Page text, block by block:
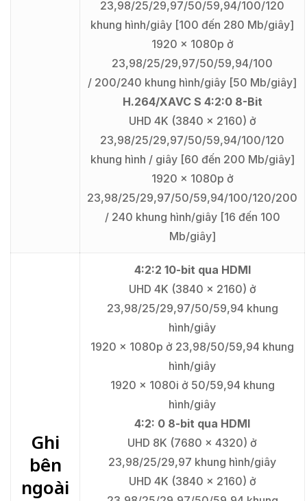
23,98/25/29,97/50/59,94/100/120
khung hình/giây [100 đến 280 Mb/giây]
1920 x 1080p ở
23,98/25/29,97/50/59,94/100
/ 200/240 khung hình/giây [50 Mb/giây]
H.264/XAVC S 4:2:0 8-Bit
UHD 4K (3840 x 2160) ở
23,98/25/29,97/50/59,94/100/120
khung hình / giây [60 đến 200 Mb/giây]
1920 x 1080p ở
23,98/25/29,97/50/59,94/100/120/200
/ 240 khung hình/giây [16 đến 100
Mb/giây]
Ghi
bên
ngoài
4:2:2 10-bit qua HDMI
UHD 4K (3840 x 2160) ở
23,98/25/29,97/50/59,94 khung
hình/giây
1920 x 1080p ở 23,98/50/59,94 khung
hình/giây
1920 x 1080i ở 50/59,94 khung
hình/giây
4:2: 0 8-bit qua HDMI
UHD 8K (7680 x 4320) ở
23,98/25/29,97 khung hình/giây
UHD 4K (3840 x 2160) ở